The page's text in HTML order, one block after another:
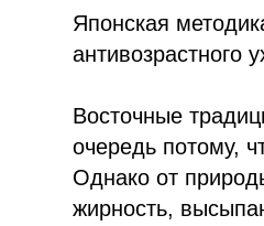
Японская
антивозрастного
Восточные
очередь потому,
Однако от
жирность,